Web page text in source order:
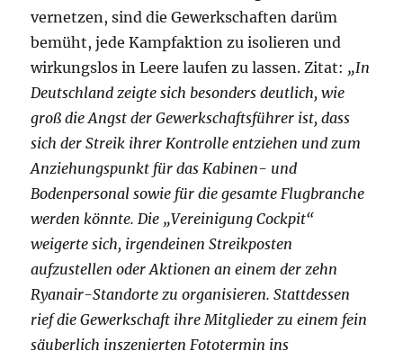
vernetzen, sind die Gewerkschaften darüm
bemüht, jede Kampfaktion zu isolieren und
wirkungslos in Leere laufen zu lassen. Zitat: „In
Deutschland zeigte sich besonders deutlich, wie
groß die Angst der Gewerkschaftsführer ist, dass
sich der Streik ihrer Kontrolle entziehen und zum
Anziehungspunkt für das Kabinen- und
Bodenpersonal sowie für die gesamte Flugbranche
werden könnte. Die „Vereinigung Cockpit“
weigerte sich, irgendeinen Streikposten
aufzustellen oder Aktionen an einem der zehn
Ryanair-Standorte zu organisieren. Stattdessen
rief die Gewerkschaft ihre Mitglieder zu einem fein
säuberlich inszenierten Fototermin ins